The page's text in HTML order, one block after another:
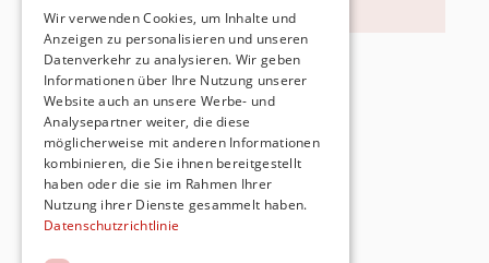
Wir verwenden Cookies, um Inhalte und
Anzeigen zu personalisieren und unseren
Datenverkehr zu analysieren. Wir geben
Informationen über Ihre Nutzung unserer
Website auch an unsere Werbe- und
Analysepartner weiter, die diese
möglicherweise mit anderen Informationen
kombinieren, die Sie ihnen bereitgestellt
haben oder die sie im Rahmen Ihrer
Nutzung ihrer Dienste gesammelt haben.
Datenschutzrichtlinie